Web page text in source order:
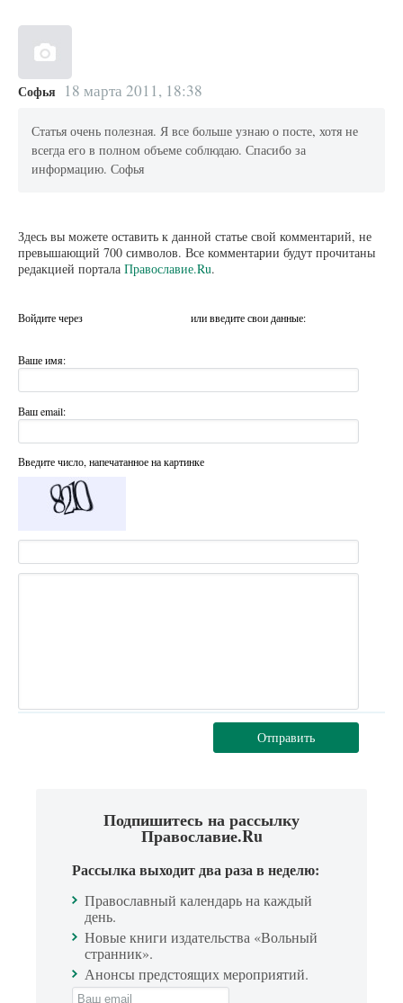
Софья 18 марта 2011, 18:38
Статья очень полезная. Я все больше узнаю о посте, хотя не
всегда его в полном объеме соблюдаю. Спасибо за
информацию. Софья
Здесь вы можете оставить к данной статье свой комментарий, не
превышающий 700 символов. Все комментарии будут прочитаны
редакцией портала Православие.Ru.
Войдите через или введите свои данные:
Ваше имя:
Ваш email:
Введите число, напечатанное на картинке
Отправить
Подпишитесь на рассылку
Православие.Ru
Рассылка выходит два раза в неделю:
Православный календарь на каждый
день.
Новые книги издательства «Вольный
странник».
Анонсы предстоящих мероприятий.